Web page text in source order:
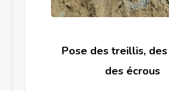
Pose des treillis, des
des écrous